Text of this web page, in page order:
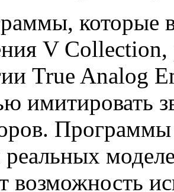
которые
V
True Analog
имитировать
возможность